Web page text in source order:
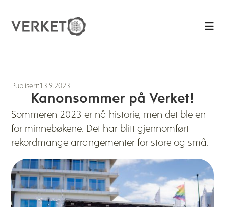

Publisert:13.9.2023
Kanonsommer på Verket!
Sommeren 2023 er nå historie, men det ble en
for minnebøkene. Det har blitt gjennomført
rekordmange arrangementer for store og små.